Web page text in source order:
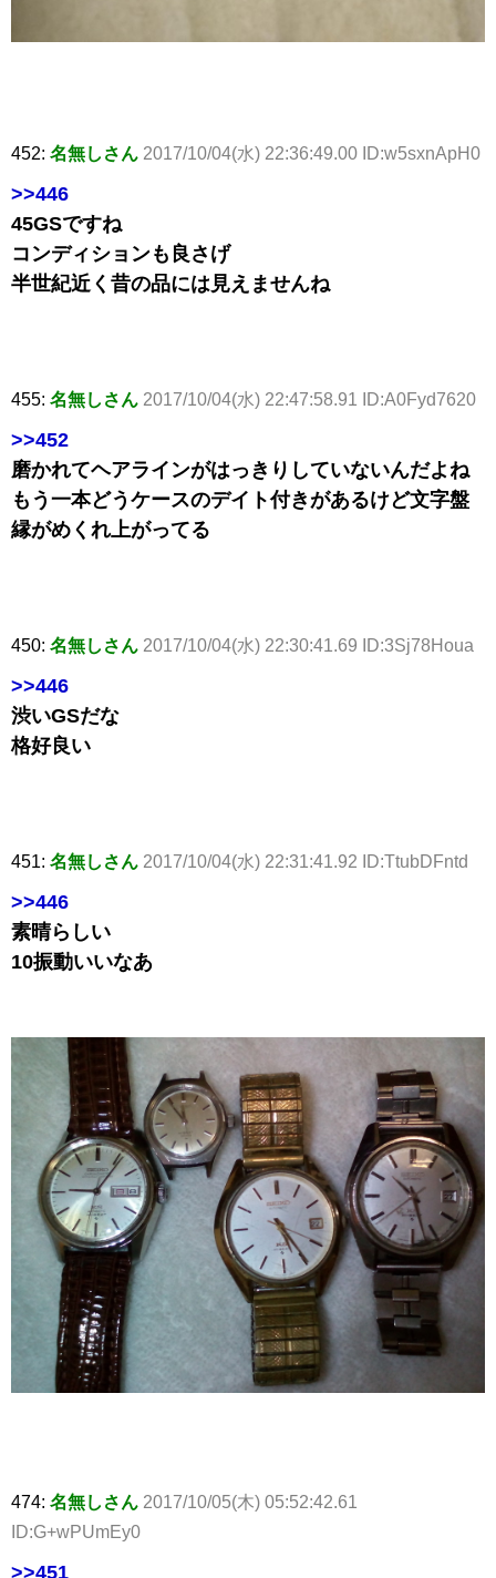
452: 名無しさん 2017/10/04(水) 22:36:49.00 ID:w5sxnApH0
>>446
45GSですね
コンディションも良さげ
半世紀近く昔の品には見えませんね
455: 名無しさん 2017/10/04(水) 22:47:58.91 ID:A0Fyd7620
>>452
磨かれてヘアラインがはっきりしていないんだよね
もう一本どうケースのデイト付きがあるけど文字盤
縁がめくれ上がってる
450: 名無しさん 2017/10/04(水) 22:30:41.69 ID:3Sj78Houa
>>446
渋いGSだな
格好良い
451: 名無しさん 2017/10/04(水) 22:31:41.92 ID:TtubDFntd
>>446
素晴らしい
10振動いいなあ
474: 名無しさん 2017/10/05(木) 05:52:42.61
ID:G+wPUmEy0
>>451